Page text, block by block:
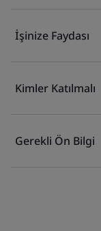
İşinize Faydası
Kimler Katılmalı
Gerekli Ön Bilgi